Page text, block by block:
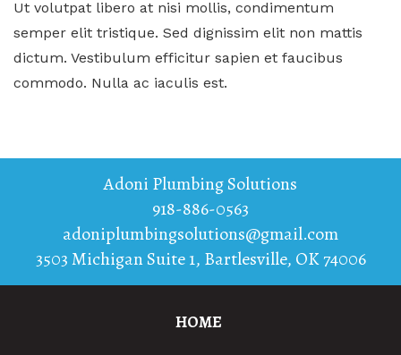
Ut volutpat libero at nisi mollis, condimentum
semper elit tristique. Sed dignissim elit non mattis
dictum. Vestibulum efficitur sapien et faucibus
commodo. Nulla ac iaculis est.
Adoni Plumbing Solutions
918-886-0563
adoniplumbingsolutions@gmail.com
3503 Michigan Suite 1, Bartlesville, OK74006
HOME